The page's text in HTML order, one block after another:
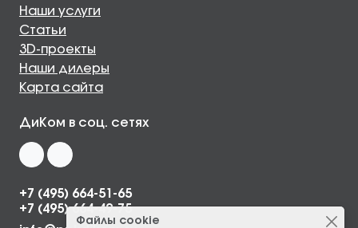
Файлы cookie
Наши услуги
Статьи
3D-проекты
Наши дилеры
Карта сайта
ДиКом в соц. сетях
+7 (495) 664-51-65
+7 (495) 664-49-75